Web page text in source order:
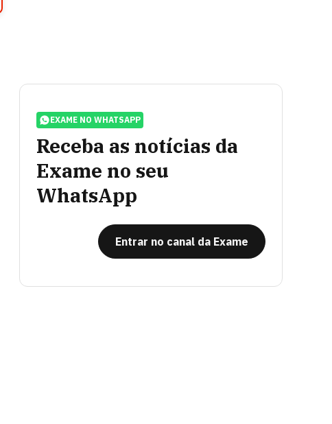
EXAME NO WHATSAPP
Receba as notícias da
Exame no seu
WhatsApp
Entrar no canal da Exame